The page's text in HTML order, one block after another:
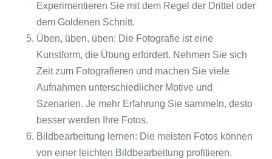
Experimentieren Sie mit dem Regel der Drittel oder
dem Goldenen Schnitt.
Üben, üben, üben: Die Fotografie ist eine
Kunstform, die Übung erfordert. Nehmen Sie sich
Zeit zum Fotografieren und machen Sie viele
Aufnahmen unterschiedlicher Motive und
Szenarien. Je mehr Erfahrung Sie sammeln, desto
besser werden Ihre Fotos.
Bildbearbeitung lernen: Die meisten Fotos können
von einer leichten Bildbearbeitung profitieren.